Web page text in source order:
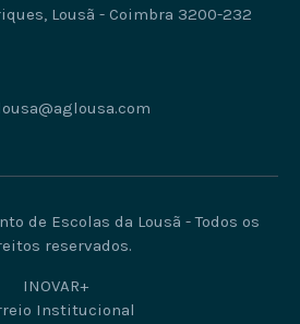
Lousã - Coimbra 3200-232
de Escolas da Lousã - Todos os
reservados.
INOVAR+
Institucional